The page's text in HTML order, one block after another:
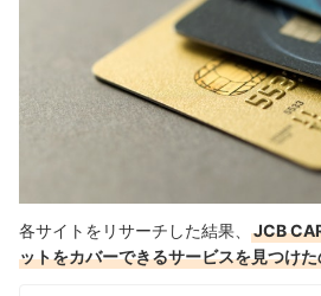
各サイトをリサーチした結果、
JCB
ットをカバーできるサービスを見つけ